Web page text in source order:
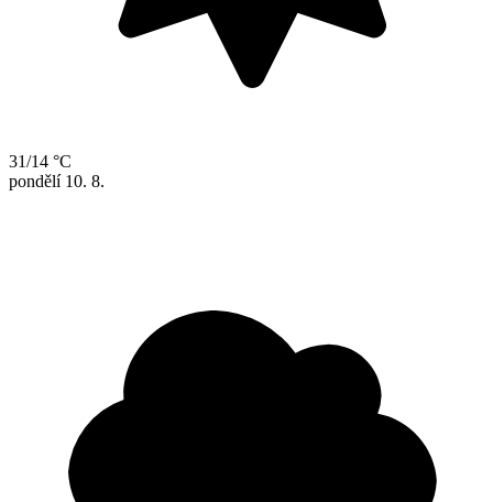
31/14 °C
pondělí 10. 8.